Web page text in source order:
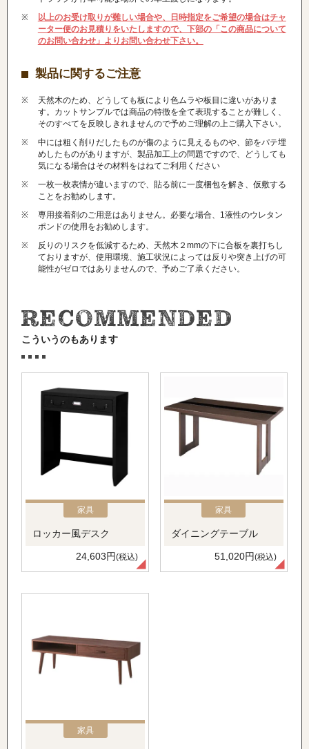
以上のお受け取りが難しい場合や、日時指定をご希望の場合はチャ
ーター便のお見積りをいたしますので、下部の「この商品について
のお問い合わせ」よりお問い合わせ下さい。
製品に関するご注意
天然木のため、どうしても板により色ムラや板目に違いがありま
す。カットサンプルでは商品の特徴を全て表現することが難しく、
そのすべてを反映しきれませんので予めご理解の上ご購入下さい。
中には粗く削りだしたものが傷のように見えるものや、節をパテ埋
めしたものがありますが、製品加工上の問題ですので、どうしても
気になる場合はその材料をはねてご利用ください
一枚一枚表情が違いますので、貼る前に一度梱包を解き、仮敷する
ことをお勧めします。
専用接着剤のご用意はありません。必要な場合、1液性のウレタン
ポンドの使用をお勧めします。
反りのリスクを低減するため、天然木２mmの下に合板を裏打ちし
ておりますが、使用環境、施工状況によっては反りや突き上げの可
能性がゼロではありませんので、予めご了承ください。
こういうのもあります
家具
ロッカー風デスク
24,603円(税込)
家具
ダイニングテーブル
51,020円(税込)
家具